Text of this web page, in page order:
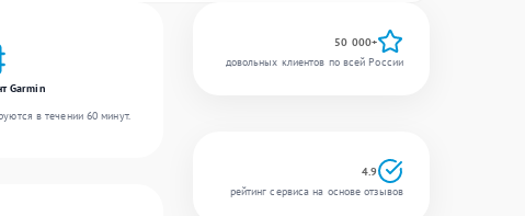
Garmin
в течении 60 минут.
50 000+
довольных клиентов по всей России
4.9
рейтинг сервиса на основе отзывов